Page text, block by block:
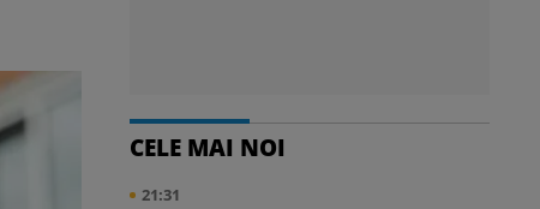
CELE MAI NOI
21:31